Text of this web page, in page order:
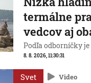
termálne
vedcov aj
Podľa odborníčky
8. 8. 2026, 11:30:31
Svet Video